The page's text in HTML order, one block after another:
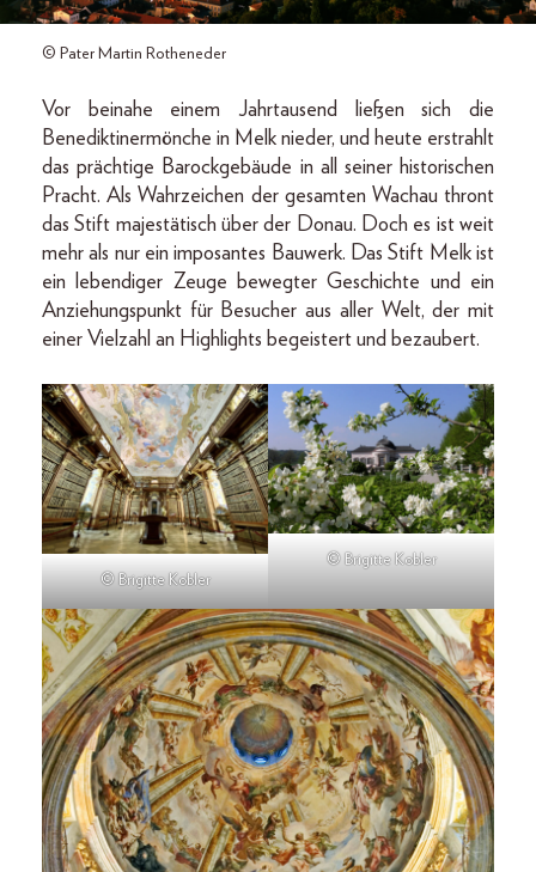
© Pater Martin Rotheneder
Vor beinahe einem Jahrtausend ließen sich die
Benediktinermönche in Melk nieder, und heute erstrahlt
das prächtige Barockgebäude in all seiner historischen
Pracht. Als Wahrzeichen der gesamten Wachau thront
das Stift majestätisch über der Donau. Doch es ist weit
mehr als nur ein imposantes Bauwerk. Das Stift Melk ist
ein lebendiger Zeuge bewegter Geschichte und ein
Anziehungspunkt für Besucher aus aller Welt, der mit
einer Vielzahl an Highlights begeistert und bezaubert.
© Brigitte Kobler
© Brigitte Kobler